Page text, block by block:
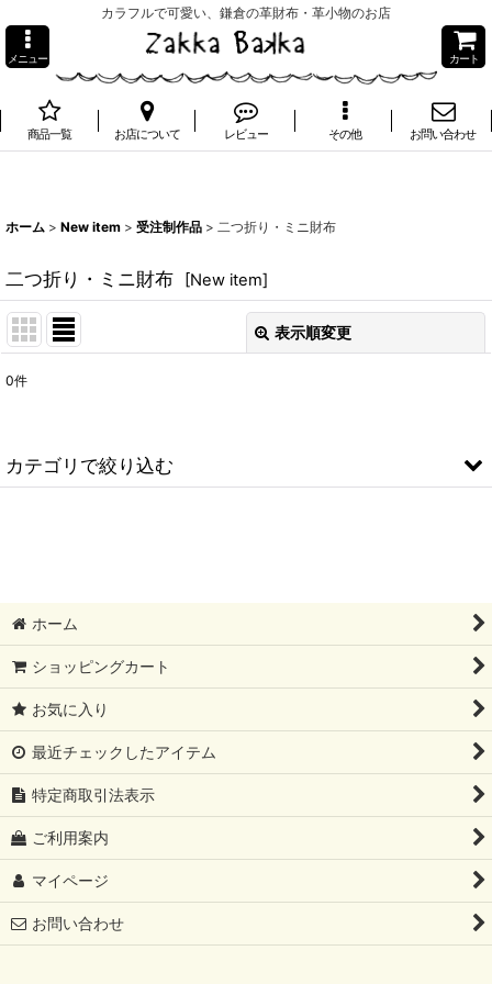
カラフルで可愛い、鎌倉の革財布・革小物のお店
メニュー カート
商品一覧 お店について レビュー その他 お問い合わせ
ホーム > New item > 受注制作品 > 二つ折り・ミニ財布
二つ折り・ミニ財布 [New item]
表示順変更
並び順
0件
カテゴリで絞り込む
二つ折り・ミニ財布
小銭入れ
キーケース
その他
ホーム
ショッピングカート
お気に入り
最近チェックしたアイテム
特定商取引法表示
ご利用案内
マイページ
お問い合わせ